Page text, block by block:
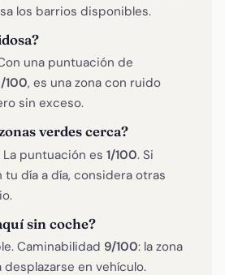
los barrios disponibles.
una puntuación de
100, es una zona con ruido
sin exceso.
verdes cerca?
puntuación es 1/100. Si
tu día a día, considera otras
sin coche?
Caminabilidad 9/100: la zona
en vehículo.